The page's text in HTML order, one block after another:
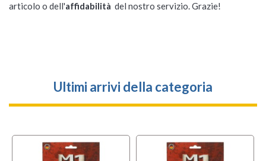
articolo o dell'affidabilità del nostro servizio. Grazie!
Ultimi arrivi della categoria